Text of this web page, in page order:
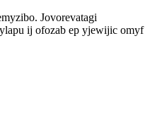
Jovorevatagi
ij ofozab ep yjewijic omyf